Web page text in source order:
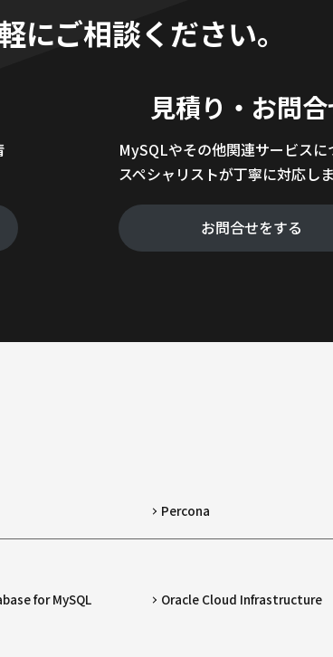
にご相談ください。
見積り・お問
MySQLやその他関連サービスに
スペシャリストが丁寧に対応し
お問合せをする
Percona
for MySQL Oracle Cloud Infrastructure